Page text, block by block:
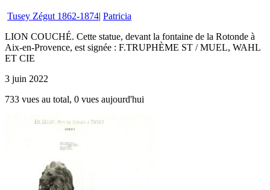
Tusey Zégut 1862-1874| Patricia
LION COUCHÉ. Cette statue, devant la fontaine de la Rotonde à
Aix-en-Provence, est signée : F.TRUPHÈME ST / MUEL, WAHL
ET CIE
3 juin 2022
733 vues au total, 0 vues aujourd'hui